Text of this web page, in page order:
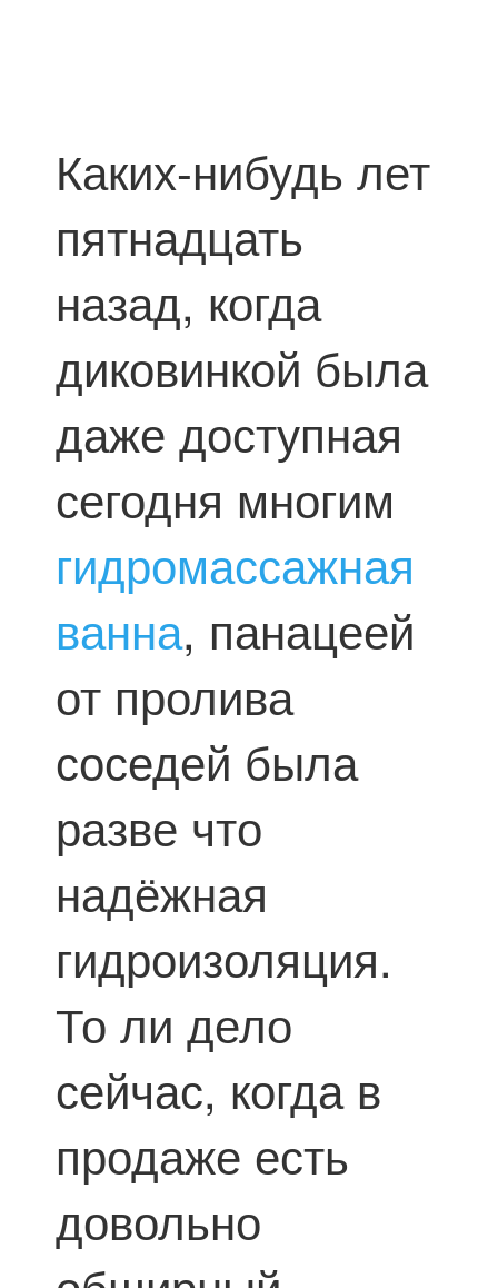
Каких-нибудь лет
пятнадцать
назад, когда
диковинкой была
даже доступная
сегодня многим
гидромассажная
ванна, панацеей
от пролива
соседей была
разве что
надёжная
гидроизоляция.
То ли дело
сейчас, когда в
продаже есть
довольно